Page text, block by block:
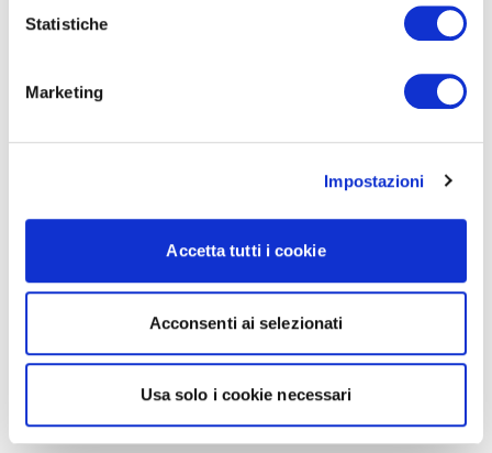
Statistiche
Marketing
Impostazioni
Accetta tutti i cookie
Acconsenti ai selezionati
Usa solo i cookie necessari